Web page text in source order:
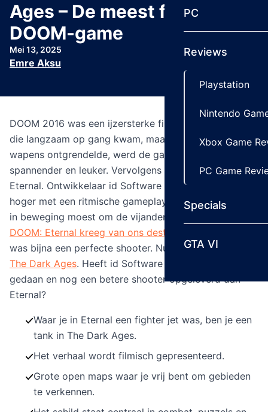
PC
Reviews
Playstation
Nintendo
Xbox Game
PC Game
Specials
GTA VI
Ages – De meest filmische
DOOM-game
Mei 13, 2025
Emre Aksu
DOOM 2016 was een ijzersterke first person shooter
die langzaam op gang kwam, maar naarmate je meer
wapens ontgrendelde, werd de game alleen maar
spannender en leuker. Vervolgens verscheen DOOM:
Eternal. Ontwikkelaar id Software legde de lat nog
hoger met een ritmische gameplay waarbij je continu
in beweging moest om de vijanden de baas te zijn.
DOOM: Eternal kreeg van ons destijds een 9.6
was bijna een perfecte shooter. Nu verschijnt
The Dark Ages. Heeft id Software het onmogelijke
gedaan en nog een betere shooter opgeleverd dan
Eternal?
Waar je in Eternal een fighter jet was, ben je een
tank in The Dark Ages.
Het verhaal wordt filmisch gepresenteerd.
Grote open maps waar je vrij bent om gebieden
te verkennen.